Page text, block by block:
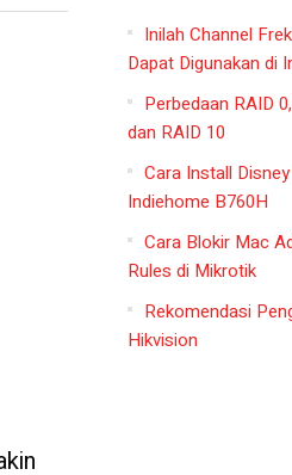
Inilah Channel
Dapat Digunakan di
Perbedaan RAID
dan RAID 10
Cara Install
Indiehome B760H
Cara Blokir Mac
Rules di Mikrotik
Rekomendasi
Hikvision